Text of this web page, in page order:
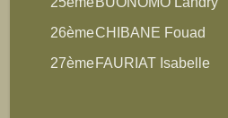
26èmeCHIBANE Fouad
27èmeFAURIAT Isabelle